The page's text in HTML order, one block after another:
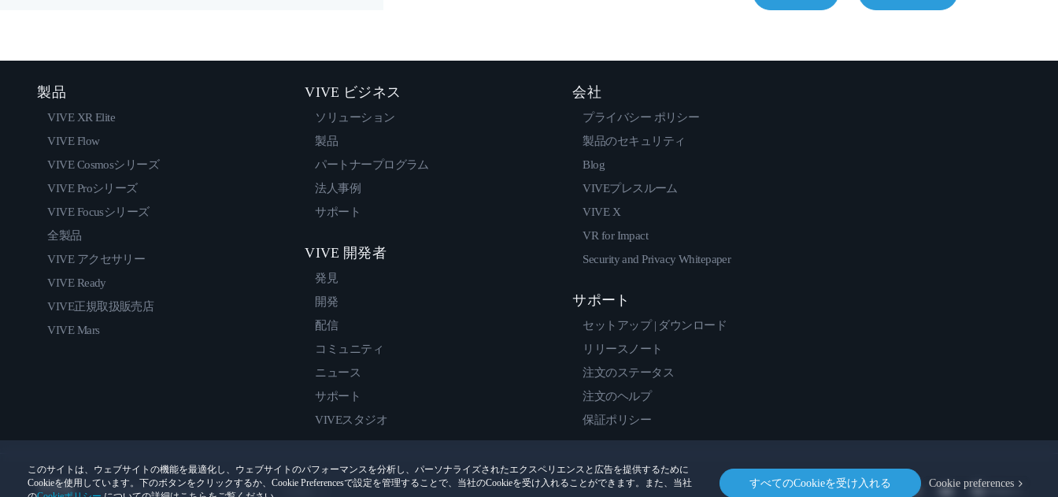
このサイトは、ウェブサイトの機能を最適化し、ウェブサイトのパフォーマンスを分析し、パーソナライズされたエクスペリエンスと広告を提供するために
Cookieを使用しています。下のボタンをクリックするか、Cookie Preferencesで設定を管理することで、当社のCookieを受け入れることができます。また、当社
すべてのCookieを受け入れる Cookie preferences
製品
VIVE XR Elite
VIVE Flow
VIVE Cosmosシリーズ
VIVE Proシリーズ
VIVE Focusシリーズ
全製品
VIVE アクセサリー
VIVE Ready
VIVE正規取扱販売店
VIVE Mars
VIVE ビジネス
ソリューション
製品
パートナープログラム
法人事例
サポート
VIVE 開発者
発見
開発
配信
コミュニティ
ニュース
サポート
VIVEスタジオ
会社
プライバシー ポリシー
製品のセキュリティ
Blog
VIVEプレスルーム
VIVE X
VR for Impact
Security and Privacy Whitepaper
サポート
セットアップ | ダウンロード
リリースノート
注文のステータス
注文のヘルプ
保証ポリシー
Location
© 2011-2026 HTC Corporation 法的情報